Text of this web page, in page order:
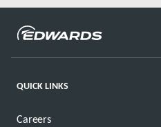
QUICK LINKS
Careers